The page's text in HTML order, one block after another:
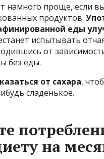
намного проще, если
продуктов.
еды
испытывать
от
без еды.
от сахара,
сладенькое.
на